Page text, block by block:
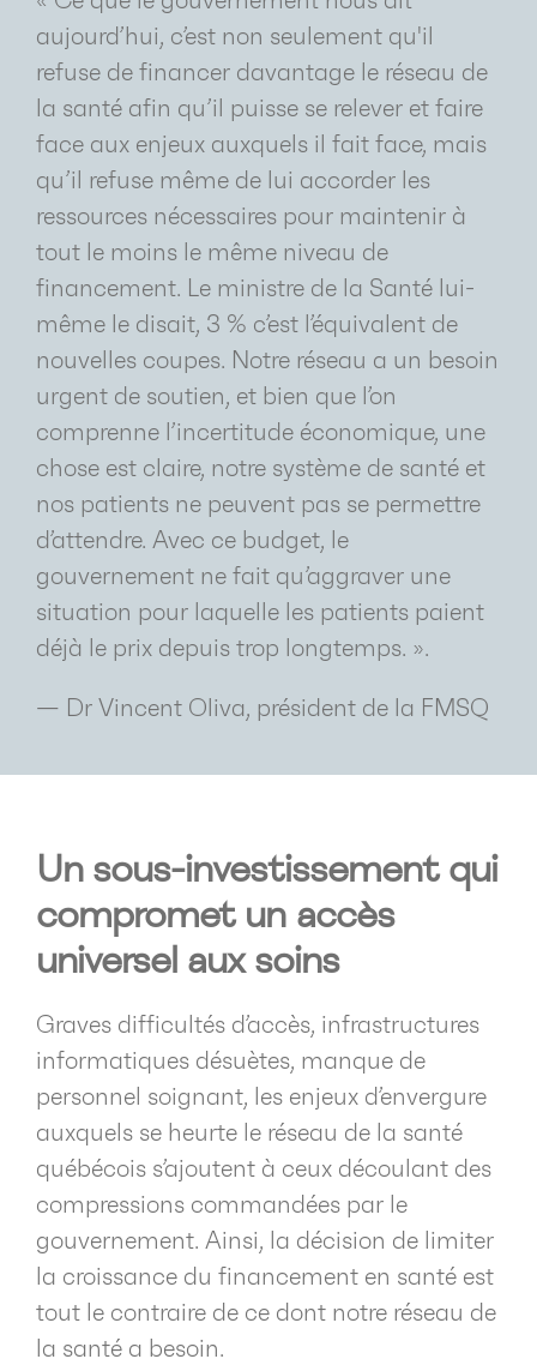
aujourd’hui, c’est non seulement qu'il
refuse de financer davantage le réseau de
la santé afin qu’il puisse se relever et faire
face aux enjeux auxquels il fait face, mais
qu’il refuse même de lui accorder les
ressources nécessaires pour maintenir à
tout le moins le même niveau de
financement. Le ministre de la Santé lui-
même le disait, 3 % c’est l’équivalent de
nouvelles coupes. Notre réseau a un besoin
urgent de soutien, et bien que l’on
comprenne l’incertitude économique, une
chose est claire, notre système de santé et
nos patients ne peuvent pas se permettre
d’attendre. Avec ce budget, le
gouvernement ne fait qu’aggraver une
situation pour laquelle les patients paient
déjà le prix depuis trop longtemps. ».
— Dr Vincent Oliva, président de la FMSQ
Un sous-investissement qui
compromet un accès
universel aux soins
Graves difficultés d’accès, infrastructures
informatiques désuètes, manque de
personnel soignant, les enjeux d’envergure
auxquels se heurte le réseau de la santé
québécois s’ajoutent à ceux découlant des
compressions commandées par le
gouvernement. Ainsi, la décision de limiter
la croissance du financement en santé est
tout le contraire de ce dont notre réseau de
la santé a besoin.